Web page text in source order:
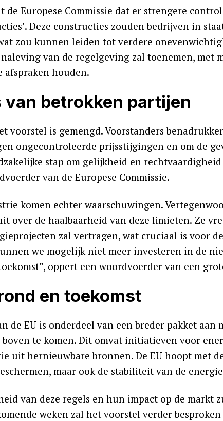
de Europese Commissie dat er strengere
Deze constructies zouden bedrijven in
zou kunnen leiden tot verdere
van de regelgeving zal toenemen, met
afspraken houden.
van betrokken partijen
voorstel is gemengd. Voorstanders
ongecontroleerde prijsstijgingen en om de
stap om gelijkheid en
van de Europese Commissie.
komen echter waarschuwingen.
over de haalbaarheid van deze limieten. Ze
zal vertragen, wat cruciaal is voor
we mogelijk niet meer investeren in de
oppert een woordvoerder van een
en toekomst
de EU is onderdeel van een breder pakket
te komen. Dit omvat initiatieven voor
uit hernieuwbare bronnen. De EU hoopt met
maar ook de stabiliteit van de
van deze regels en hun impact op de
weken zal het voorstel verder